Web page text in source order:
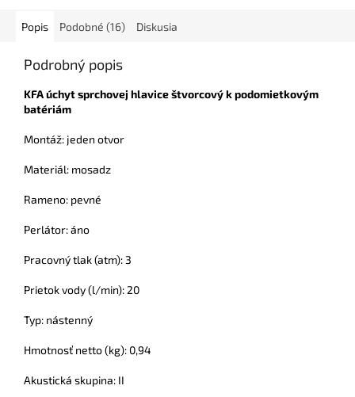
Popis Podobné (16) Diskusia
Podrobný popis
KFA úchyt sprchovej hlavice štvorcový k podomietkovým
batériám
Montáž: jeden otvor
Materiál: mosadz
Rameno: pevné
Perlátor: áno
Pracovný tlak (atm): 3
Prietok vody (l/min): 20
Typ: nástenný
Hmotnosť netto (kg): 0,94
Akustická skupina: II